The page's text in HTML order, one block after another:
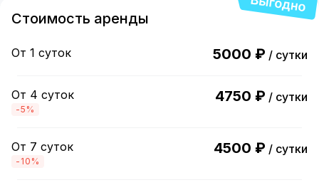
Стоимость аренды
От 1 суток 5000 ₽ / сутки
От 4 суток
-5%
4750 ₽ / сутки
От 7 суток
-10%
4500 ₽ / сутки